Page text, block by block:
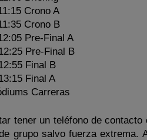
Crono A
Crono B
Pre-Final A
Pre-Final B
Final B
Final A
Carreras
tener un teléfono de
grupo salvo fuerza extrema.